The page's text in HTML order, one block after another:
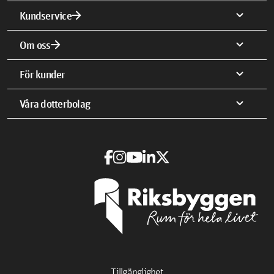
Kundservicearrow_forward expand_more
Om ossarrow_forward expand_more
För kunder expand_more
Våra dotterbolag expand_more